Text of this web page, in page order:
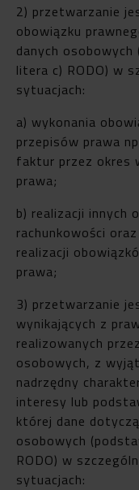
2) przetwarzanie
obowiązku
danych
litera c) RODO) w
sytuacjach:
a) wykonania
przepisów prawa
faktur przez okres
prawa;
b) realizacji innych
rachunkowości
realizacji
prawa;
3) przetwarzanie
wynikających z
realizowanych
osobowych, z
nadrzędny
interesy lub
której dane
osobowych
RODO) w
sytuacjach: